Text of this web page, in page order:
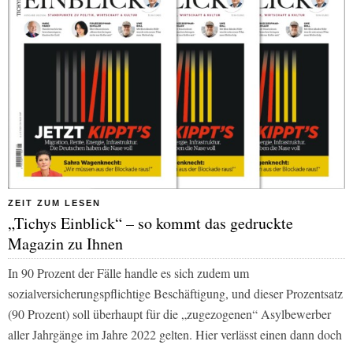
ZEIT ZUM LESEN
„Tichys Einblick“ – so kommt das gedruckte
Magazin zu Ihnen
In 90 Prozent der Fälle handle es sich zudem um
sozialversicherungspflichtige Beschäftigung, und dieser Prozentsatz
(90 Prozent) soll überhaupt für die „zugezogenen“ Asylbewerber
aller Jahrgänge im Jahre 2022 gelten. Hier verlässt einen dann doch